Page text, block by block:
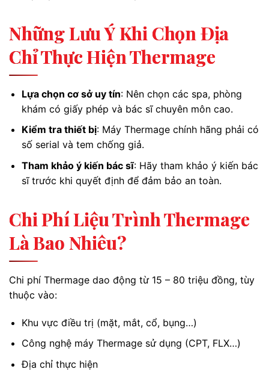
Những Lưu Ý Khi Chọn Địa
Chỉ Thực Hiện Thermage
Lựa chọn cơ sở uy tín: Nên chọn các spa, phòng
khám có giấy phép và bác sĩ chuyên môn cao.
Kiểm tra thiết bị: Máy Thermage chính hãng phải có
số serial và tem chống giả.
Tham khảo ý kiến bác sĩ: Hãy tham khảo ý kiến bác
sĩ trước khi quyết định để đảm bảo an toàn.
Chi Phí Liệu Trình Thermage
Là Bao Nhiêu?
Chi phí Thermage dao động từ 15 – 80 triệu đồng, tùy
thuộc vào:
Khu vực điều trị (mặt, mắt, cổ, bụng…)
Công nghệ máy Thermage sử dụng (CPT, FLX…)
Địa chỉ thực hiện